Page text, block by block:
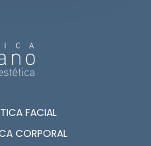
FACIAL
CORPORAL